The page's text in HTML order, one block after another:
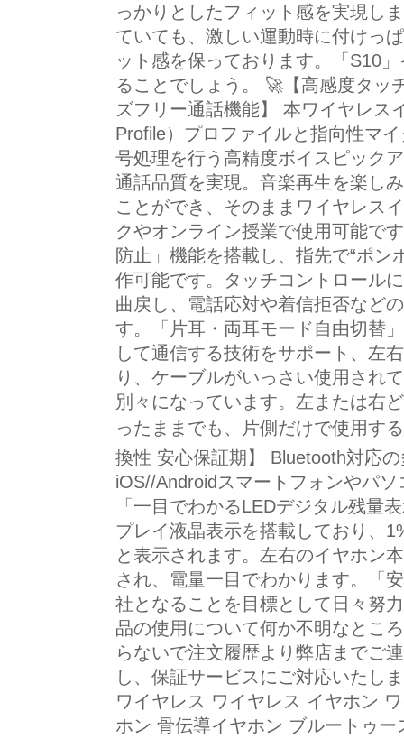
っかりとしたフィット感を実現し
ていても、激しい運動時に付けっ
ット感を保っております。「S10
ることでしょう。 🚀【高感度タッ
ズフリー通話機能】 本ワイヤレス
Profile）プロファイルと指向性マ
号処理を行う高精度ボイスピック
通話品質を実現。音楽再生を楽し
ことができ、そのままワイヤレス
クやオンライン授業で使用可能で
防止」機能を搭載し、指先で“ポン
作可能です。タッチコントロール
曲戻し、電話応対や着信拒否など
す。「片耳・両耳モード自由切替
して通信する技術をサポート、左
り、ケーブルがいっさい使用され
別々になっています。左または右
ったままでも、片側だけで使用す
換性 安心保証期】 Bluetooth対応
iOS//Androidスマートフォンやパ
「一目でわかるLEDデジタル残量
プレイ液晶表示を搭載しており、
と表示されます。左右のイヤホン
され、電量一目でわかります。「
社となることを目標として日々努
品の使用について何か不明なとこ
らないで注文履歴より弊店までご
し、保証サービスにご対応いたし
ワイヤレス ワイヤレス イヤホン
ホン 骨伝導イヤホン ブルートゥ